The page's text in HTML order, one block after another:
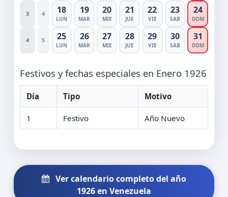
3 4 18
LUN
19
MAR
20
MIE
21
JUE
22
VIE
23
SAB
24
DOM
4 5 25
LUN
26
MAR
27
MIE
28
JUE
29
VIE
30
SAB
31
DOM
Festivos y fechas especiales en Enero 1926
Día Tipo Motivo
1 Festivo Año Nuevo
Ver calendario completo del año
1926 en Venezuela